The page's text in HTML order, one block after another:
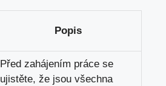
Popis
Před zahájením práce se
ujistěte, že jsou všechna